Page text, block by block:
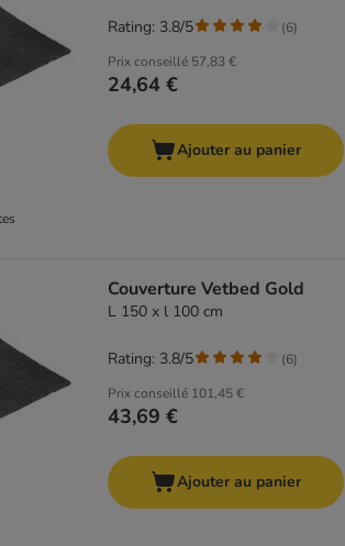
Prix conseillé 57,83 €
24,64 €
Rating: 3.8/5 (6)
Ajouter au panier
Couverture Vetbed Gold
L 150 x l 100 cm
Prix conseillé 101,45 €
43,69 €
Rating: 3.8/5 (6)
Ajouter au panier